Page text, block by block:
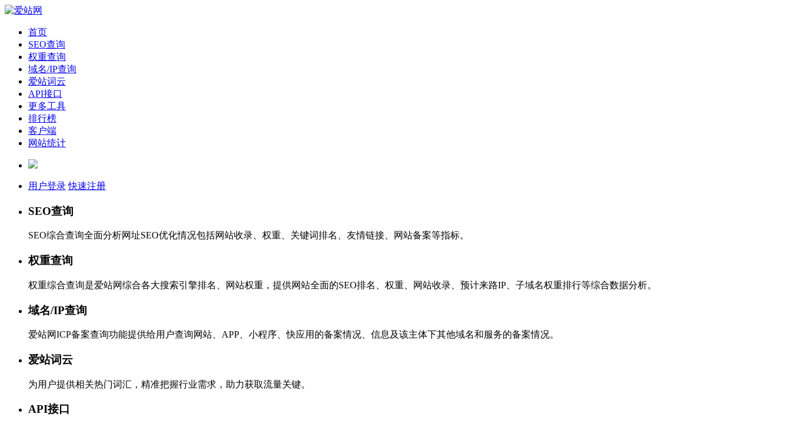
首页
SEO查询
权重查询
域名/IP查询
爱站词云
API接口
更多工具
排行榜
客户端
网站统计
用户登录 快速注册
SEO查询
SEO综合查询全面分析网址SEO优化情况包括网站收录、权重、关键词排名、友情链接、网站备案等指标。
权重查询
权重综合查询是爱站网综合各大搜索引擎排名、网站权重，提供网站全面的SEO排名、权重、网站收录、预计来路IP、子域名权重排行等综合数据分析。
域名/IP查询
爱站网ICP备案查询功能提供给用户查询网站、APP、小程序、快应用的备案情况、信息及该主体下其他域名和服务的备案情况。
爱站词云
为用户提供相关热门词汇，精准把握行业需求，助力获取流量关键。
API接口